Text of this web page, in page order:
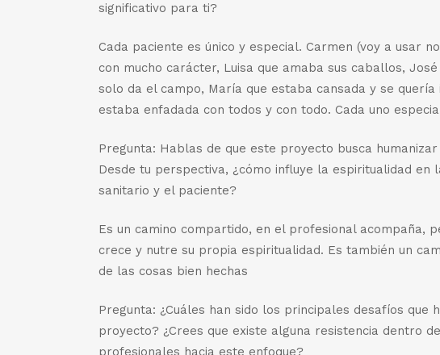
significativo para ti?
Cada paciente es único y especial. Carmen (voy a usar
con mucho carácter, Luisa que amaba sus caballos,
solo da el campo, María que estaba cansada y se
estaba enfadada con todos y con todo. Cada uno
Pregunta: Hablas de que este proyecto busca
Desde tu perspectiva, ¿cómo influye la espiritualidad en
sanitario y el paciente?
Es un camino compartido, en el profesional acompaña,
crece y nutre su propia espiritualidad. Es también un
de las cosas bien hechas
Pregunta: ¿Cuáles han sido los principales desafíos
proyecto? ¿Crees que existe alguna resistencia dentro
profesionales hacia este enfoque?